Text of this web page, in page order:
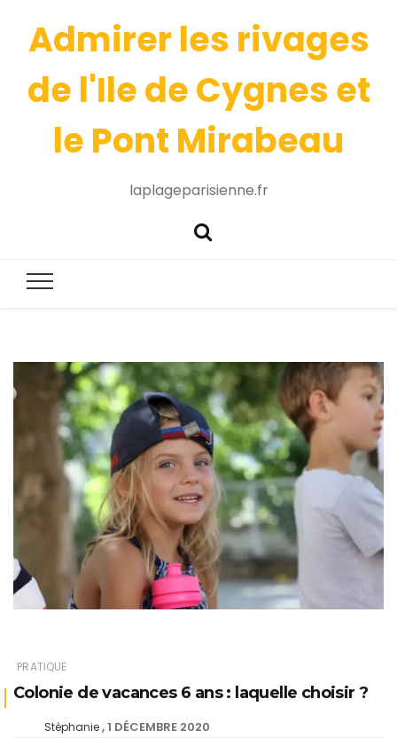
Admirer les rivages
de l'Ile de Cygnes et
le Pont Mirabeau
laplageparisienne.fr
PRATIQUE
Colonie de vacances 6 ans : laquelle choisir ?
Stéphanie 1 DÉCEMBRE 2020